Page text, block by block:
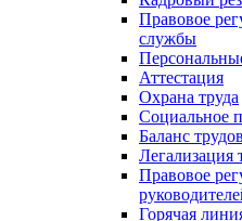
Правовое
службы
Аттестация
Охрана труда
Социальное
Баланс
Легализация
Правовое
Горячая